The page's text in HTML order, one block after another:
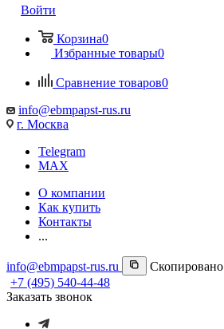
Войти
Корзина0
Избранные товары0
Сравнение товаров0
info@ebmpapst-rus.ru
г. Москва
Telegram
MAX
О компании
Как купить
Контакты
...
info@ebmpapst-rus.ru
Скопировано
+7 (495) 540-44-48
Заказать звонок